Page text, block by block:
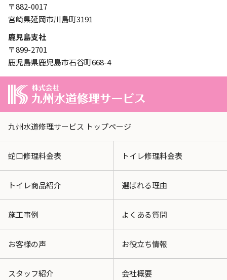
〒882-0017
宮崎県延岡市川島町3191
鹿児島支社
〒899-2701
鹿児島県鹿児島市石谷町668-4
九州水道修理サービス トップページ
蛇口修理料金表 トイレ修理料金表
トイレ商品紹介 選ばれる理由
施工事例 よくある質問
お客様の声 お役立ち情報
スタッフ紹介 会社概要